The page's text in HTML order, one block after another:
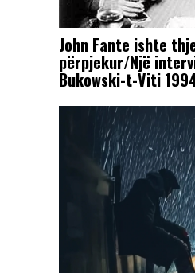
John Fante ishte
përpjekur/Një
Bukowski-t-Viti